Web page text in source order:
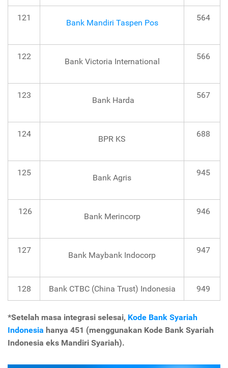
121
Bank Mandiri Taspen Pos
564
122
Bank Victoria International
566
123
Bank Harda
567
124
BPR KS
688
125
Bank Agris
945
126
Bank Merincorp
946
127
Bank Maybank Indocorp
947
128 Bank CTBC (China Trust) Indonesia 949
*Setelah masa integrasi selesai, Kode Bank Syariah
Indonesia hanya 451 (menggunakan Kode Bank Syariah
Indonesia eks Mandiri Syariah).